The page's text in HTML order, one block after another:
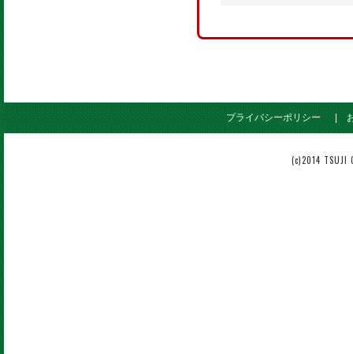
プライバシーポリシー
(c)2014